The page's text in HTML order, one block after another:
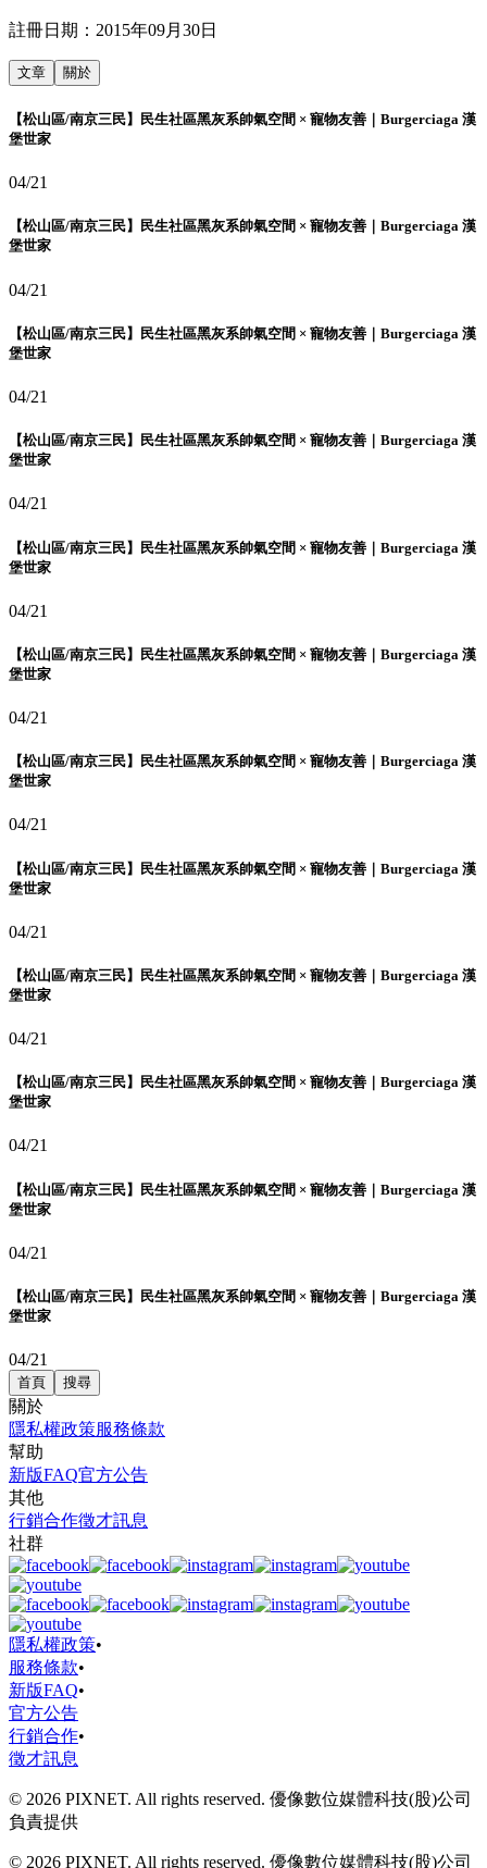
註冊日期： 2015年09月30日
文章 關於
【松山區/南京三民】民生社區黑灰系帥氣空間 × 寵物友善｜Burgerciaga 漢
堡世家
04/21
【松山區/南京三民】民生社區黑灰系帥氣空間 × 寵物友善｜Burgerciaga 漢
堡世家
04/21
【松山區/南京三民】民生社區黑灰系帥氣空間 × 寵物友善｜Burgerciaga 漢
堡世家
04/21
【松山區/南京三民】民生社區黑灰系帥氣空間 × 寵物友善｜Burgerciaga 漢
堡世家
04/21
【松山區/南京三民】民生社區黑灰系帥氣空間 × 寵物友善｜Burgerciaga 漢
堡世家
04/21
【松山區/南京三民】民生社區黑灰系帥氣空間 × 寵物友善｜Burgerciaga 漢
堡世家
04/21
【松山區/南京三民】民生社區黑灰系帥氣空間 × 寵物友善｜Burgerciaga 漢
堡世家
04/21
【松山區/南京三民】民生社區黑灰系帥氣空間 × 寵物友善｜Burgerciaga 漢
堡世家
04/21
【松山區/南京三民】民生社區黑灰系帥氣空間 × 寵物友善｜Burgerciaga 漢
堡世家
04/21
【松山區/南京三民】民生社區黑灰系帥氣空間 × 寵物友善｜Burgerciaga 漢
堡世家
04/21
【松山區/南京三民】民生社區黑灰系帥氣空間 × 寵物友善｜Burgerciaga 漢
堡世家
04/21
【松山區/南京三民】民生社區黑灰系帥氣空間 × 寵物友善｜Burgerciaga 漢
堡世家
04/21
首頁 搜尋
關於
隱私權政策服務條款
幫助
新版FAQ官方公告
其他
行銷合作徵才訊息
社群
隱私權政策•
服務條款•
新版FAQ•
官方公告
行銷合作•
徵才訊息
© 2026 PIXNET. All rights reserved. 優像數位媒體科技(股)公司
負責提供
© 2026 PIXNET. All rights reserved. 優像數位媒體科技(股)公司